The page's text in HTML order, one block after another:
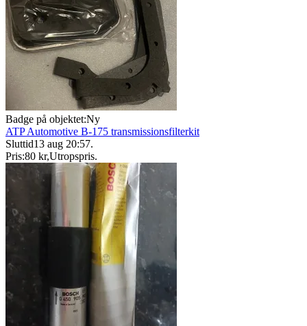
Badge på objektet:Ny
ATP Automotive B-175 transmissionsfilterkit
Sluttid13 aug 20:57.
Pris:80 kr,Utropspris.